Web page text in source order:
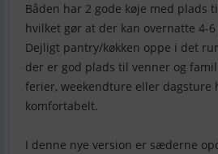
Båden har 2 gode køje med plads
hvilket gør at der kan overnatte 4-
Dejligt pantry/køkken oppe i det
der er god plads til venner og
ferier, weekendture eller dagsture
komfortabelt.
I denne nye version er sæderne